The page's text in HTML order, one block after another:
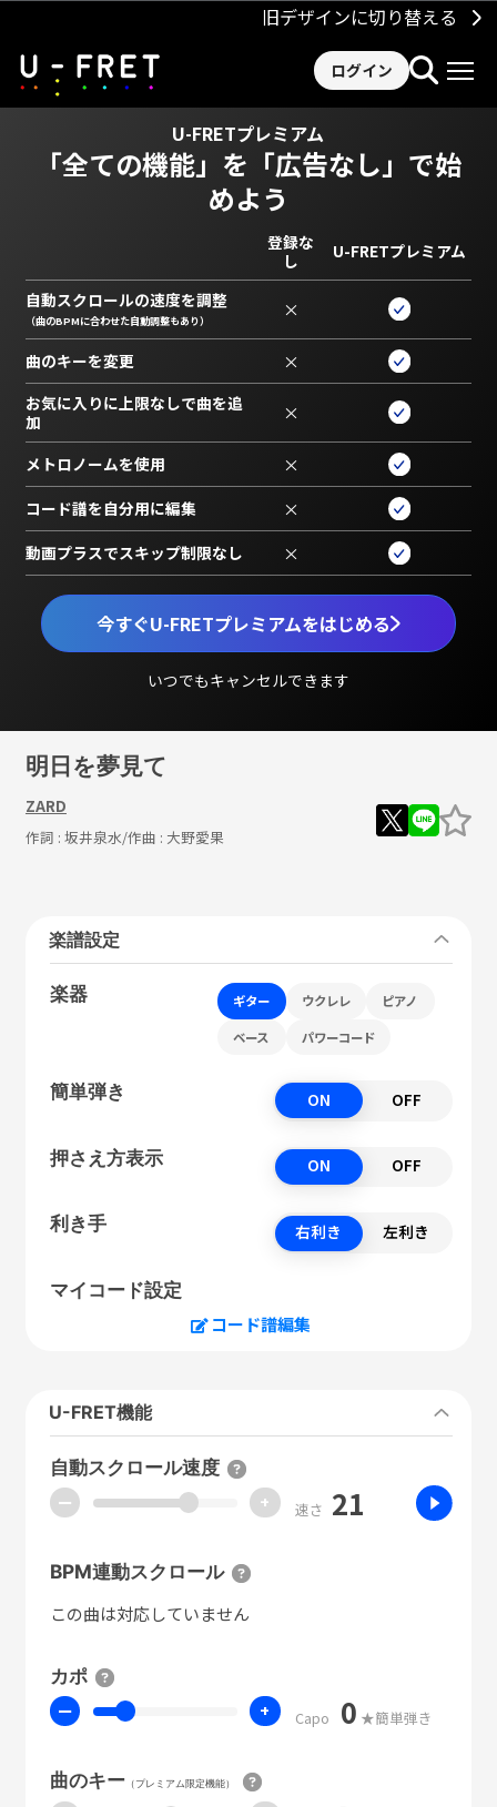
旧デザインに切り替える
ログイン
U-FRETプレミアム
「全ての機能」を 「広告なし」で始
めよう
今すぐU-FRETプレミアムをはじめる
いつでもキャンセルできます
登録な
し
U-FRETプレミアム
自動スクロールの速度を調整
（曲のBPMに合わせた自動調整もあり） ×
曲のキーを変更 ×
お気に入りに上限なしで曲を追
加
×
メトロノームを使用 ×
コード譜を自分用に編集 ×
動画プラスでスキップ制限なし ×
明日を夢見て
ZARD
作詞 : 坂井泉水/作曲 : 大野愛果
楽譜設定
楽器 ギター ウクレレ ピアノ
ベース パワーコード
簡単弾き ON OFF
押さえ方表示 ON OFF
利き手 右利き 左利き
マイコード設定
コード譜編集
U-FRET機能
自動スクロール速度
ー + 速さ 21
BPM連動スクロール
この曲は対応していません
カポ
ー + Capo 0 ★簡単弾き
曲のキー（プレミアム限定機能）